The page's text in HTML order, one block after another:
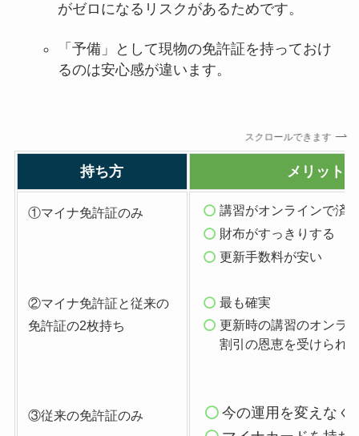
がゼロになるリスクがあるためです。
「予備」として現物の免許証を持っておけ
るのは安心感が違います。
スクロールできます
持ち方 メリット
①マイナ免許証のみ
②マイナ免許証と従来の
免許証の2枚持ち
③従来の免許証のみ
講習がオンラインで済
財布がすっきりする
更新手数料が安い
最も確実
更新時の講習のオンラ
割引の恩恵を受けられ
今の運用を変えなく